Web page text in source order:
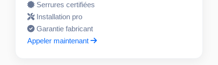
Serrures certifiées
Installation pro
Garantie fabricant
Appeler maintenant